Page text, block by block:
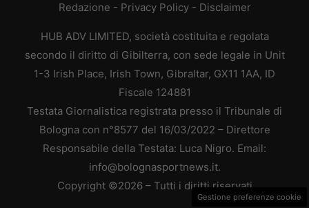
Redazione - Privacy Policy- Disclaimer
HUB ADV LIMITED, società costituita e regolata
secondo il diritto di Gibilterra, con sede legale in Unit
1-3 Irish Place, Irish Town, Gibraltar, GX11 1AA, ID
Fiscale 124881
Testata Giornalistica registrata presso il Tribunale di
Bologna con n°8577 del 16/03/2022 – Direttore
Responsabile della Testata: Luca Nigro. Email:
info@bolognasportnews.it.
Copyright ©2026 – Tutti i diritti riservati
Gestione preferenze cookie